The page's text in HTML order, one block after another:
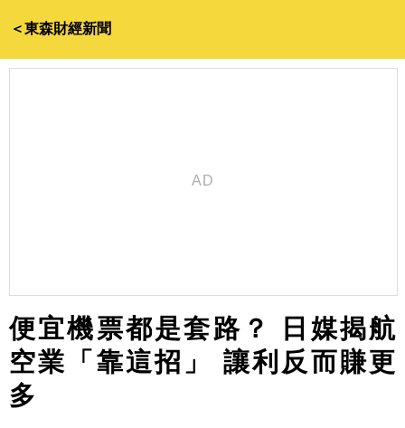
＜東森財經新聞
便宜機票都是套路？ 日媒揭航
空業「靠這招」 讓利反而賺更
多